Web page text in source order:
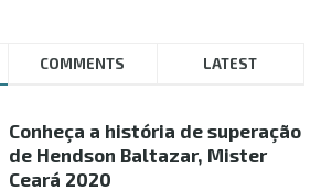
COMMENTS LATEST
Conheça a história de superação
de Hendson Baltazar, Mister
Ceará 2020